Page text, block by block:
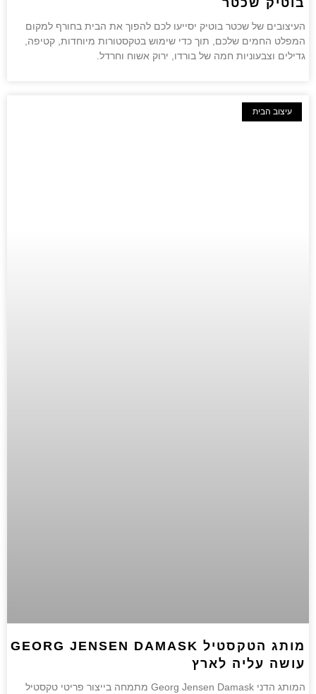
בוטיק שכטר
העיצובים של שכטר בוטיק יסייעו לכם להפוך את הבית בחורף למקום
המפלט החמים שלכם, תוך כדי שימוש בטקסטורות מיוחדות, קטיפה,
גדילים וצבעוניות חמה של בורדו, ירוק אשוח וחרדל.
עיצוב הבית
מותג הטקסטיל GEORG JENSEN DAMASK
עושה עליה לארץ
המותג הדני Georg Jensen Damask מתמחה בייצור פריטי טקסטיל